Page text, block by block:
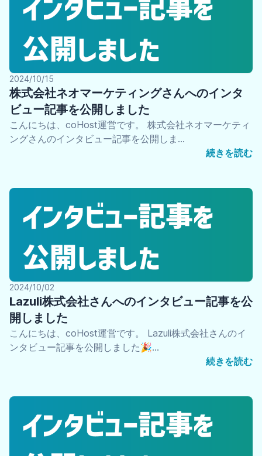
2024/10/15
株式会社ネオマーケティングさんへのインタ
ビュー記事を公開しました
こんにちは、coHost運営です。 株式会社ネオマーケティ
ングさんのインタビュー記事を公開しま…
続きを読む
2024/10/02
Lazuli株式会社さんへのインタビュー記事を公
開しました
こんにちは、coHost運営です。 Lazuli株式会社さんのイ
ンタビュー記事を公開しました🎉…
続きを読む